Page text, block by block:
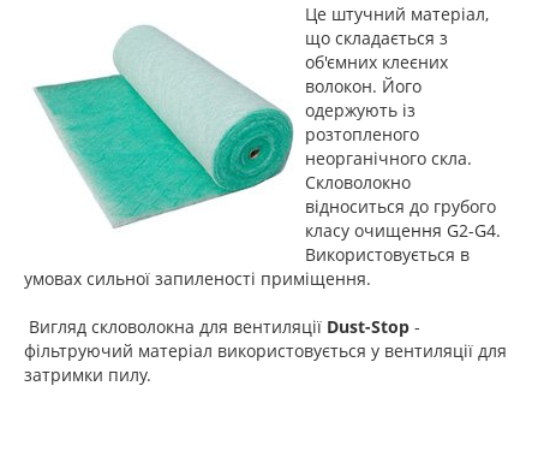
Це штучний матеріал,
що складається з
об'ємних клеєних
волокон. Його
одержують із
розтопленого
неорганічного скла.
Скловолокно
відноситься до грубого
класу очищення G2-G4.
Використовується в
умовах сильної запиленості приміщення.
Вигляд скловолокна для вентиляції Dust-Stop -
фільтруючий матеріал використовується у вентиляції для
затримки пилу.